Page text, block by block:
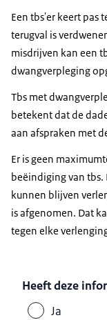
Een tbs'er keert pas
terugval is
misdrijven kan een
dwangverpleging
Tbs met
betekent dat de
aan afspraken met
Er is geen
beëindiging van
kunnen blijven
is afgenomen. Dat
tegen elke
Heeft deze
Ja